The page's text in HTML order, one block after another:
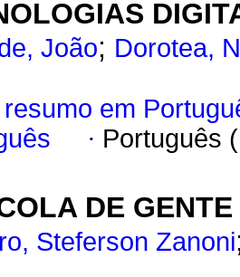
João; Dorotea,
resumo em
· Português
DE
Steferson Zanoni